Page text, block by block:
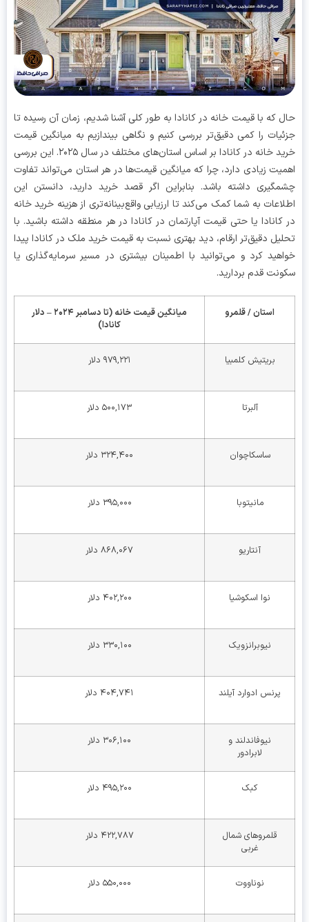
که با قیمت خانه در کانادا به طور کلی آشنا شدیم، زمان آن رسیده تا
را کمی دقیق‌تر بررسی کنیم و نگاهی بیندازیم به میانگین قیمت
خرید خانه در کانادا بر اساس استان‌های مختلف در سال ۲۰۲۵. این بررسی
زیادی دارد، چرا که میانگین قیمت‌ها در هر استان می‌تواند تفاوت
داشته باشد. بنابراین اگر قصد خرید دارید، دانستن این
به شما کمک می‌کند تا ارزیابی واقع‌بینانه‌تری از هزینه خرید خانه
یا حتی قیمت آپارتمان در کانادا در هر منطقه داشته باشید. با
دقیق‌تر ارقام، دید بهتری نسبت به قیمت خرید ملک در کانادا پیدا
کرد و می‌توانید با اطمینان بیشتری در مسیر سرمایه‌گذاری یا
قدم بردارید.
استان / قلمرو میانگین قیمت خانه (تا دسامبر۲۰۲۴ –
دلار
بریتیش کلمبیا ۹۷۹,۲۲۱ دلار
۵۰۰,۱۷۳ دلار
ساسکاچوان ۳۲۴,۴۰۰ دلار
مانیتوبا ۳۹۵,۰۰۰ دلار
۸۶۸,۰۶۷ دلار
نوا اسکوشیا ۴۰۲,۲۰۰ دلار
نیوبرانزویک ۳۳۰,۱۰۰ دلار
پرنس ادوارد آیلند ۴۰۴,۷۴۱ دلار
نیوفاندلند و
۳۰۶,۱۰۰ دلار
۴۹۵,۲۰۰ دلار
قلمروهای شمال
۴۲۲,۷۸۷ دلار
نوناووت ۵۵۰,۰۰۰ دلار